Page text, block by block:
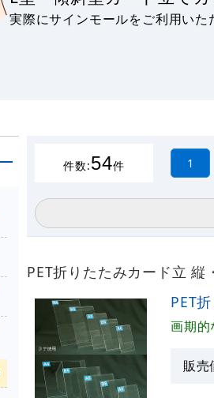
実際にサインモールをご利用いた
件数:54件 1
PET折りたたみカード立 縦
PET
画期的
販売